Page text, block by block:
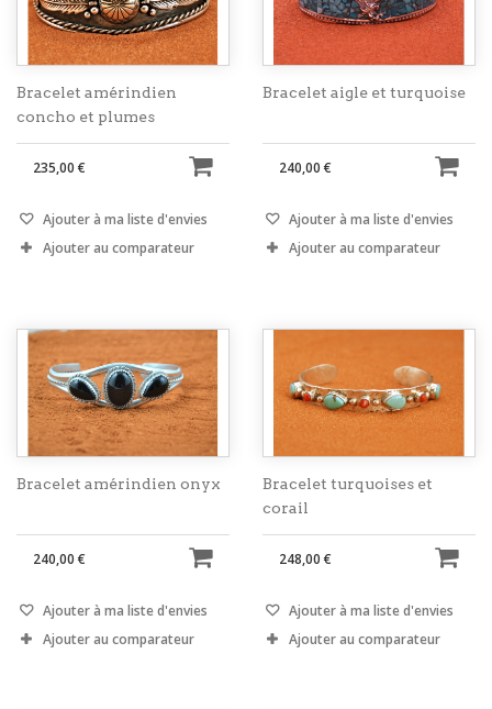
Bracelet amérindien
concho et plumes
235,00 €
Ajouter à ma liste d'envies
Ajouter au comparateur
Bracelet aigle et turquoise
240,00 €
Ajouter à ma liste d'envies
Ajouter au comparateur
Bracelet amérindien onyx
240,00 €
Ajouter à ma liste d'envies
Ajouter au comparateur
Bracelet turquoises et
corail
248,00 €
Ajouter à ma liste d'envies
Ajouter au comparateur